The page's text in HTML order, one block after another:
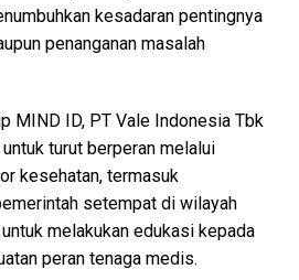
kesadaran pentingnya
penanganan masalah
MIND ID, PT Vale Indonesia Tbk
turut berperan melalui
kesehatan, termasuk
setempat di wilayah
melakukan edukasi kepada
peran tenaga medis.